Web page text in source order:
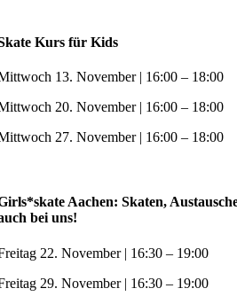
Kurs für Kids
13. November | 16:00 – 18:00
20. November | 16:00 – 18:00
27. November | 16:00 – 18:00
Aachen: Skaten,
bei uns!
22. November | 16:30 – 19:00
29. November | 16:30 – 19:00